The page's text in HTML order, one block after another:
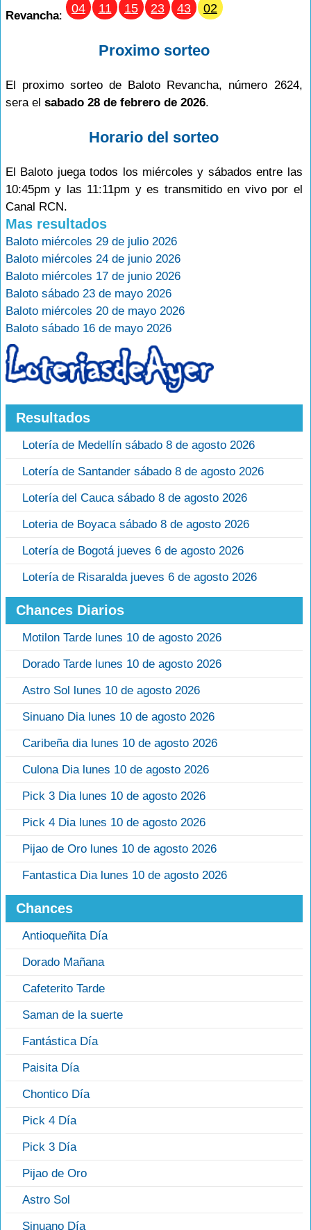
Revancha:
04 11 15 23 43 02
Proximo sorteo
El proximo sorteo de Baloto Revancha, número 2624,
sera el sabado 28 de febrero de 2026.
Horario del sorteo
El Baloto juega todos los miércoles y sábados entre las
10:45pm y las 11:11pm y es transmitido en vivo por el
Canal RCN.
Mas resultados
Baloto miércoles 29 de julio 2026
Baloto miércoles 24 de junio 2026
Baloto miércoles 17 de junio 2026
Baloto sábado 23 de mayo 2026
Baloto miércoles 20 de mayo 2026
Baloto sábado 16 de mayo 2026
Resultados
Lotería de Medellín sábado 8 de agosto 2026
Lotería de Santander sábado 8 de agosto 2026
Lotería del Cauca sábado 8 de agosto 2026
Loteria de Boyaca sábado 8 de agosto 2026
Lotería de Bogotá jueves 6 de agosto 2026
Lotería de Risaralda jueves 6 de agosto 2026
Chances Diarios
Motilon Tarde lunes 10 de agosto 2026
Dorado Tarde lunes 10 de agosto 2026
Astro Sol lunes 10 de agosto 2026
Sinuano Dia lunes 10 de agosto 2026
Caribeña dia lunes 10 de agosto 2026
Culona Dia lunes 10 de agosto 2026
Pick 3 Dia lunes 10 de agosto 2026
Pick 4 Dia lunes 10 de agosto 2026
Pijao de Oro lunes 10 de agosto 2026
Fantastica Dia lunes 10 de agosto 2026
Chances
Antioqueñita Día
Dorado Mañana
Cafeterito Tarde
Saman de la suerte
Fantástica Día
Paisita Día
Chontico Día
Pick 4 Día
Pick 3 Día
Pijao de Oro
Astro Sol
Sinuano Día